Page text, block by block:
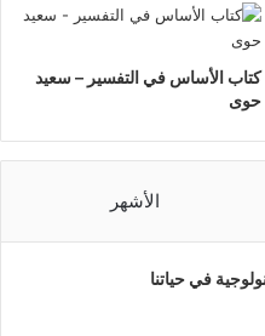
كتاب الأساس في التفسير – سعيد
حوى
الأشهر
في حياتنا